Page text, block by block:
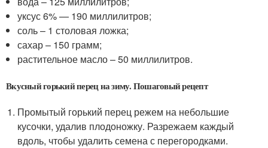
уксус 6% — 190 миллилитров;
соль – 1 столовая ложка;
сахар – 150 грамм;
растительное масло – 50 миллилитров.
Вкусный горький перец на зиму. Пошаговый рецепт
Промытый горький перец режем на небольшие
кусочки, удалив плодоножку. Разрежаем каждый
вдоль, чтобы удалить семена с перегородками.